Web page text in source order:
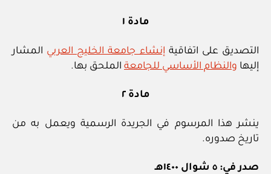
مادة ١
التصديق على اتفاقية إنشاء جامعة الخليج العربي المشار
إليها والنظام الأساسي للجامعة الملحق بها.
مادة ٢
ينشر هذا المرسوم في الجريدة الرسمية ويعمل به من
تاريخ صدوره.
صدر في: ٥ شوال ١٤٠٠هـ